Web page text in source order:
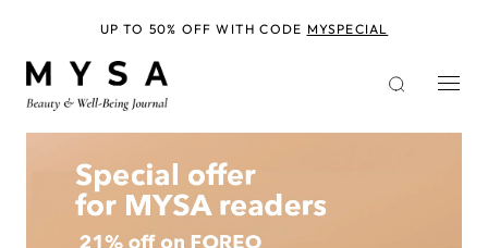
UP TO 50% OFF WITH CODE MYSPECIAL